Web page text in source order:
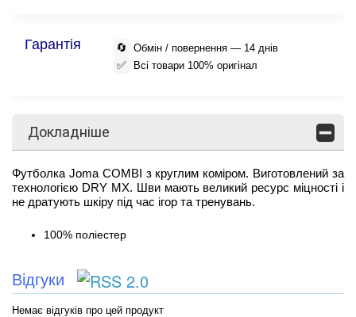
Гарантія 🔄 Обмін / повернення — 14 днів
✅ Всі товари 100% оригінал
Докладніше
Футболка Joma COMBI з круглим коміром. Виготовлений за
технологією DRY MX. Шви мають великий ресурс міцності і
не дратують шкіру під час ігор та тренувань.
100% поліестер
Відгуки
Немає відгуків про цей продукт